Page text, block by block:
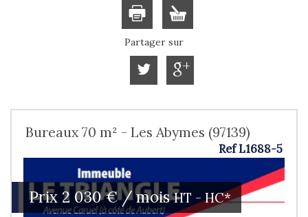
Partager sur
Bureaux 70 m² - Les Abymes (97139)
Ref L1688-5
Prix 2 030 € / moisHT - HC*